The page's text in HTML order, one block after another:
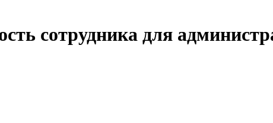
сотрудника для